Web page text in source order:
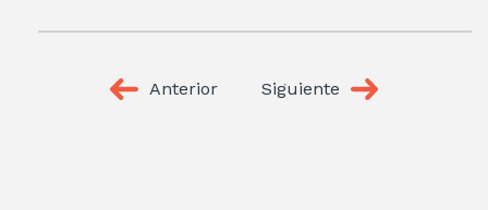
Anterior Siguiente